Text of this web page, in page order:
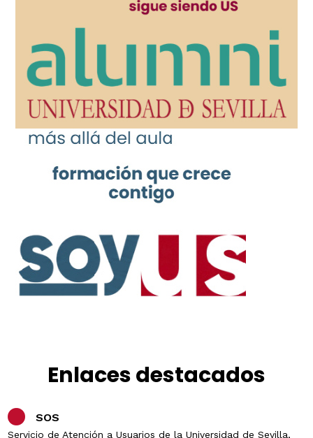
Enlaces destacados
SOS
Servicio de Atención a Usuarios de la Universidad de Sevilla,